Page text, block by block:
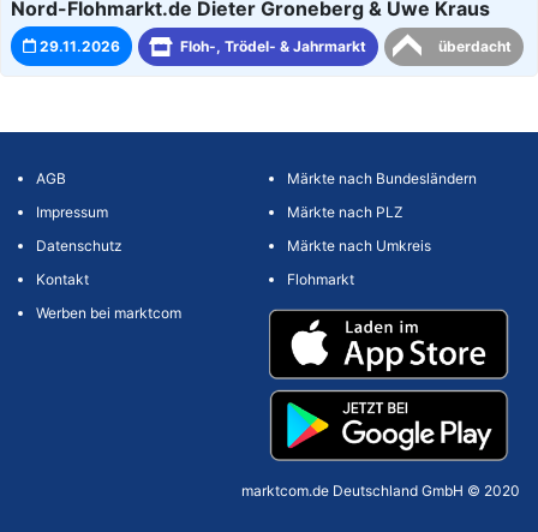
Nord-Flohmarkt.de Dieter Groneberg & Uwe Kraus
29.11.2026 Floh-, Trödel- & Jahrmarkt überdacht
AGB
Impressum
Datenschutz
Kontakt
Werben bei marktcom
Märkte nach Bundesländern
Märkte nach PLZ
Märkte nach Umkreis
Flohmarkt
marktcom.de Deutschland GmbH © 2020